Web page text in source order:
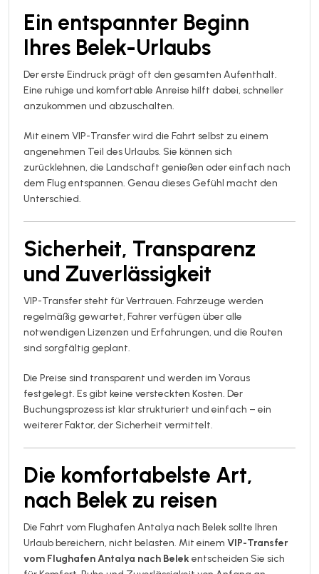
Ein entspannter Beginn
Ihres Belek-Urlaubs
Der erste Eindruck prägt oft den gesamten Aufenthalt.
Eine ruhige und komfortable Anreise hilft dabei, schneller
anzukommen und abzuschalten.
Mit einem VIP-Transfer wird die Fahrt selbst zu einem
angenehmen Teil des Urlaubs. Sie können sich
zurücklehnen, die Landschaft genießen oder einfach nach
dem Flug entspannen. Genau dieses Gefühl macht den
Unterschied.
Sicherheit, Transparenz
und Zuverlässigkeit
VIP-Transfer steht für Vertrauen. Fahrzeuge werden
regelmäßig gewartet, Fahrer verfügen über alle
notwendigen Lizenzen und Erfahrungen, und die Routen
sind sorgfältig geplant.
Die Preise sind transparent und werden im Voraus
festgelegt. Es gibt keine versteckten Kosten. Der
Buchungsprozess ist klar strukturiert und einfach – ein
weiterer Faktor, der Sicherheit vermittelt.
Die komfortabelste Art,
nach Belek zu reisen
Die Fahrt vom Flughafen Antalya nach Belek sollte Ihren
Urlaub bereichern, nicht belasten. Mit einem VIP-Transfer
vom Flughafen Antalya nach Belek entscheiden Sie sich